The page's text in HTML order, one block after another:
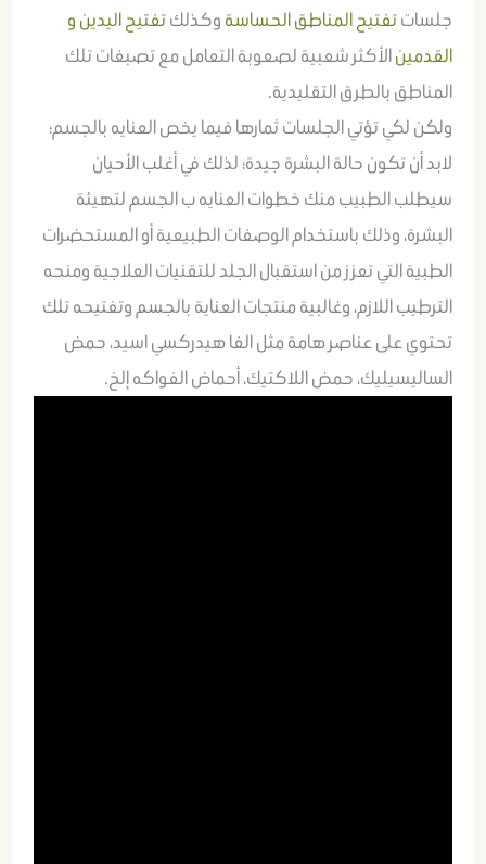
جلساتتفتيح المناطق الحساسة وكذلكتفتيح اليدين و
القدمينالأكثر شعبية لصعوبة التعامل مع تصبغات تلك
المناطق بالطرق التقليدية.
ولكن لكي تؤتي الجلسات ثمارها فيما يخص العنايه بالجسم؛
لابد أن تكون حالة البشرة جيدة؛ لذلك في أغلب الأحيان
سيطلب الطبيب منك خطوات العنايه ب الجسم لتهيئة
البشرة، وذلك باستخدام الوصفات الطبيعية أو المستحضرات
الطبية التي تعزز من استقبال الجلد للتقنيات العلاجية ومنحه
الترطيب اللازم، وغالبية منتجات العناية بالجسم وتفتيحه تلك
تحتوي على عناصر هامة مثل الفا هيدركسي اسيد، حمض
الساليسيليك، حمض اللاكتيك، أحماض الفواكه إلخ.